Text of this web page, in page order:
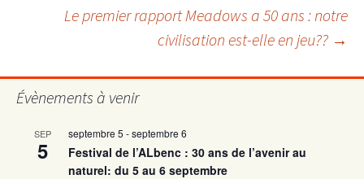
articles
Le premier rapport Meadows a 50 ans : notre
civilisation est-elle en jeu?? →
Évènements à venir
SEP
5
septembre 5 -septembre 6
Festival de l’ALbenc : 30 ans de l’avenir au
naturel: du 5 au 6 septembre